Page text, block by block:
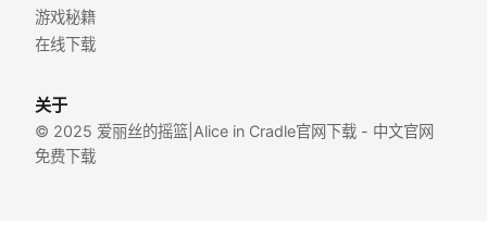
游戏秘籍
在线下载
关于
© 2025 爱丽丝的摇篮|Alice in Cradle官网下载 - 中文官网
免费下载